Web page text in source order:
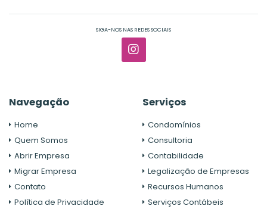
SIGA-NOS NAS REDES SOCIAIS
Navegação
Home
Quem Somos
Abrir Empresa
Migrar Empresa
Contato
Política de Privacidade
Serviços
Condomínios
Consultoria
Contabilidade
Legalização de Empresas
Recursos Humanos
Serviços Contábeis